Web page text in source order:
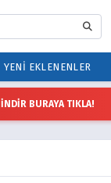
YENI EKLENENLER
İNDİR BURAYA TIKLA!